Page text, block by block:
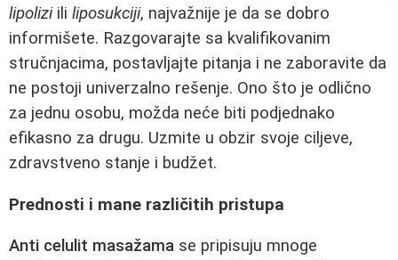
lipoliziili liposukciji, najvažnije je da se dobro
informišete. Razgovarajte sa kvalifikovanim
stručnjacima, postavljajte pitanja i ne zaboravite da
ne postoji univerzalno rešenje. Ono što je odlično
za jednu osobu, možda neće biti podjednako
efikasno za drugu. Uzmite u obzir svoje ciljeve,
zdravstveno stanje i budžet.
Prednosti i mane različitih pristupa
Anti celulit masažama se pripisuju mnoge